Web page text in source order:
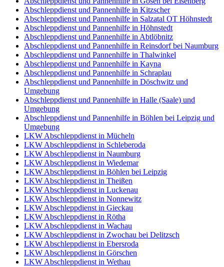
Abschleppdienst und Pannenhilfe in Kitzscher
Abschleppdienst und Pannenhilfe in Salzatal OT Höhnstedt
Abschleppdienst und Pannenhilfe in Höhnstedt
Abschleppdienst und Pannenhilfe in Abtlöbnitz
Abschleppdienst und Pannenhilfe in Reinsdorf bei Naumburg
Abschleppdienst und Pannenhilfe in Thalwinkel
Abschleppdienst und Pannenhilfe in Kayna
Abschleppdienst und Pannenhilfe in Schraplau
Abschleppdienst und Pannenhilfe in Döschwitz und
Umgebung
Abschleppdienst und Pannenhilfe in Halle (Saale) und
Umgebung
Abschleppdienst und Pannenhilfe in Böhlen bei Leipzig und
Umgebung
LKW Abschleppdienst in Mücheln
LKW Abschleppdienst in Schleberoda
LKW Abschleppdienst in Naumburg
LKW Abschleppdienst in Wiedemar
LKW Abschleppdienst in Böhlen bei Leipzig
LKW Abschleppdienst in Theißen
LKW Abschleppdienst in Luckenau
LKW Abschleppdienst in Nonnewitz
LKW Abschleppdienst in Gieckau
LKW Abschleppdienst in Rötha
LKW Abschleppdienst in Wachau
LKW Abschleppdienst in Zwochau bei Delitzsch
LKW Abschleppdienst in Ebersroda
LKW Abschleppdienst in Görschen
LKW Abschleppdienst in Wethau